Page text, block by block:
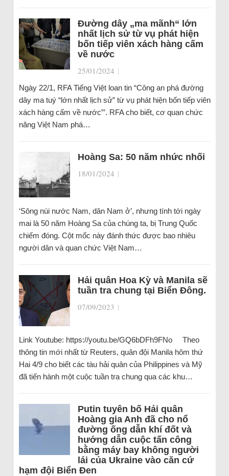
Đường dây „ma mãnh“ lớn
nhất lịch sử từ vụ phát hiện
bốn tiếp viên xách hàng cấm
về nước
25/01/2024 |
Ngày 22/1, RFA Tiếng Việt loan tin “Công an phá đường
dây ma tuý “lớn nhất lịch sử” từ vụ phát hiện bốn tiếp viên
xách hàng cấm về nước”’. RFA cho biết, cơ quan chức
năng Việt Nam phá…
Hoàng Sa: 50 năm nhức nhối
18/01/2024 |
‘Sông núi nước Nam, dân Nam ở’, nhưng tính tới ngày
mai là 50 năm Hoàng Sa của chúng ta, bị Trung Quốc
chiếm đóng. Cột mốc này đánh thức được bao nhiêu
người dân và quan chức Việt Nam…
Hải quân Hoa Kỳ và Manila sẽ
tuần tra chung tại Biển Đông.
07/09/2023 |
Link Youtube: https://youtu.be/GQ6bDFh9FNo Theo
thông tin mới nhất từ Reuters, quân đội Manila hôm thứ
Hai 4/9 cho biết các tàu hải quân của Philippines và Mỹ
đã tiến hành một cuộc tuần tra chung qua các khu…
Putin tuyên bố Hải quân
Hoàng gia Anh đã cho nổ
đường ống dẫn khí đốt và
hướng dẫn cuộc tấn công
bằng máy bay không người
lái của Ukraine vào căn cứ
hạm đội Biển Đen